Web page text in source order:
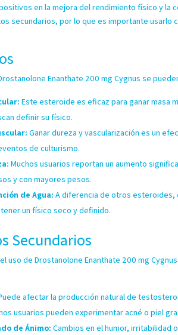
en la mejora del rendimiento físico y la
secundarios, por lo que es importante usarlo
Enanthate 200 mg Cygnus se
Este esteroide es eficaz para ganar masa
definir su físico.
Ganar dureza y vascularización es un
de culturismo.
Muchos usuarios reportan un aumento
y con mayores pesos.
de Agua: A diferencia de otros esteroides,
un físico seco y definido.
Secundarios
uso de Drostanolone Enanthate 200 mg
afectar la producción natural de
usuarios pueden experimentar acné o piel
de Ánimo: Cambios en el humor,